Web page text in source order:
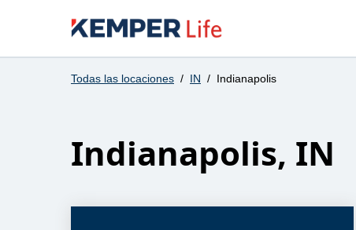
Todas las locaciones / IN / Indianapolis
Indianapolis, IN